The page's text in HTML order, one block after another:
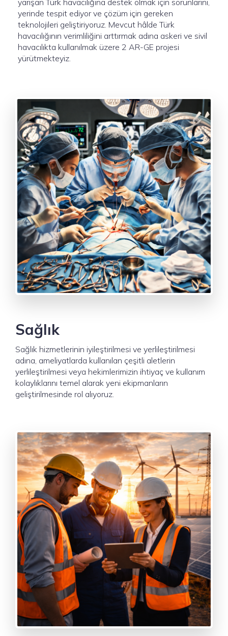
yarışan Türk havacılığına destek olmak için sorunlarını,
yerinde tespit ediyor ve çözüm için gereken
teknolojileri geliştiriyoruz. Mevcut hâlde Türk
havacılığının verimliliğini arttırmak adına askeri ve sivil
havacılıkta kullanılmak üzere 2 AR-GE projesi
yürütmekteyiz.
Sağlık
Sağlık hizmetlerinin iyileştirilmesi ve yerlileştirilmesi
adına, ameliyatlarda kullanılan çeşitli aletlerin
yerlileştirilmesi veya hekimlerimizin ihtiyaç ve kullanım
kolaylıklarını temel alarak yeni ekipmanların
geliştirilmesinde rol alıyoruz.